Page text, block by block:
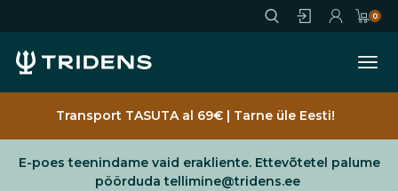
Ava Sisene Registreeru Ostukorv
0
Transport TASUTA al 69€ | Tarne üle Eesti!
E-poes teenindame vaid erakliente. Ettevõtetel palume
pöörduda tellimine@tridens.ee